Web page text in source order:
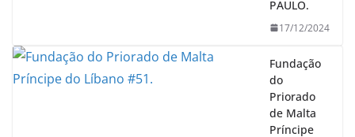
PAULO.
17/12/2024
Fundação
do
Priorado
de Malta
Príncipe